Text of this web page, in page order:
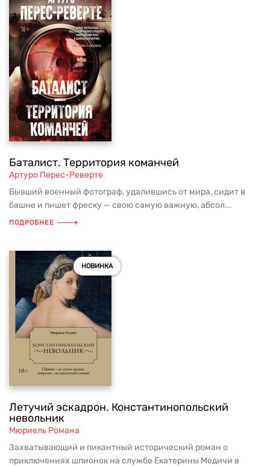
Баталист. Территория команчей
Артуро Перес-Реверте
Бывший военный фотограф, удалившись от мира, сидит в
башне и пишет фреску — свою самую важную, абсол...
ПОДРОБНЕЕ
НОВИНКА
Летучий эскадрон. Константинопольский
невольник
Мюриель Романа
Захватывающий и пикантный исторический роман о
приключениях шпионок на службе Екатерины Медичи в